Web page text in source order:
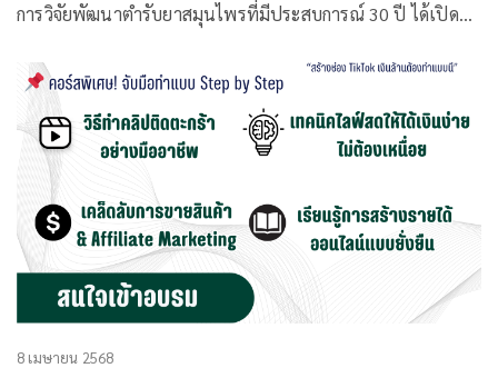
การวิจัยพัฒนาตำรับยาสมุนไพรที่มีประสบการณ์ 30 ปี ได้เปิดตัว
การนอนหลับและฟื้นฟูสมอง ประสิทธิภาพเหนือกว่าเมลาโทนิน
30 เท่า
8 เมษายน 2568